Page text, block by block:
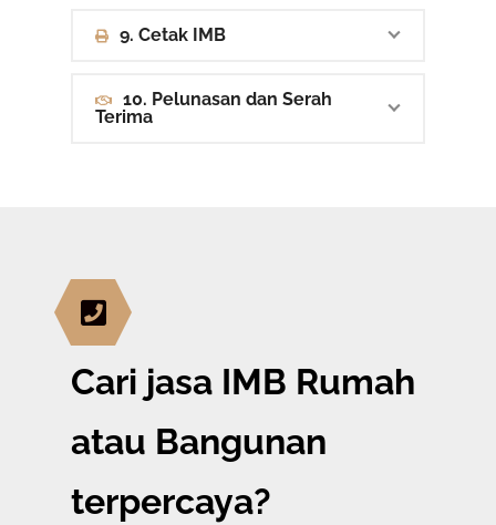
9. Cetak IMB
10. Pelunasan dan Serah
Terima
Cari jasa IMB Rumah
atau Bangunan
terpercaya?